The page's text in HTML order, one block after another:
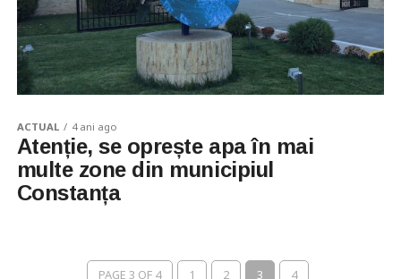
ACTUAL 4 ani ago
Atenție, se oprește apa în mai
multe zone din municipiul
Constanța
PAGE 3 OF 4 1 2 3 4